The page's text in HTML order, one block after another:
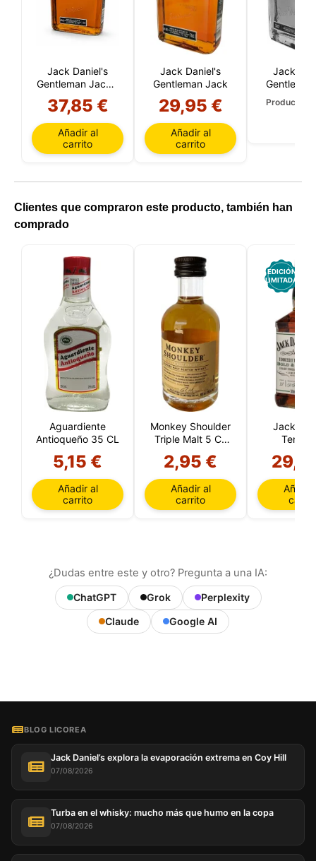
Jack Daniel's
Gentleman Jack 1
Litro
37,85 €
Añadir al
carrito
Jack Daniel's
Gentleman Jack
29,95 €
Añadir al
carrito
Jack
Producto
Clientes que compraron este producto, también han
comprado
Aguardiente
Antioqueño 35 CL
5,15 €
Añadir al
carrito
Monkey Shoulder
Triple Malt 5 CL
2,95 €
Añadir al
carrito
EDICIÓN
LIMITADA
Jack
Spicy
Añadir
¿Dudas entre este y otro? Pregunta a una IA:
ChatGPT Grok
Perplexity
Claude
Google AI
BLOG LICOREA
Jack Daniel’s explora la evaporación extrema en Coy Hill
07/08/2026
Turba en el whisky: mucho más que humo en la copa
07/08/2026